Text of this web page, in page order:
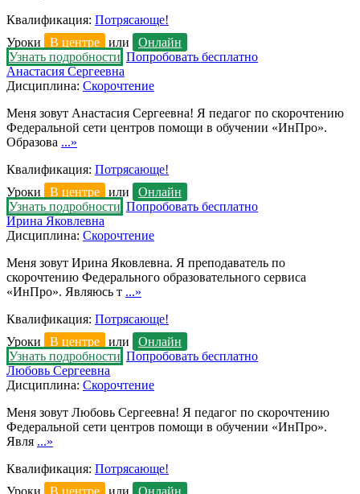
Квалификация: Потрясающе!
Уроки
В центре или
Онлайн
Узнать подробности Попробовать бесплатно
Анастасия Сергеевна
Дисциплина: Скорочтение
Меня зовут Анастасия Сергеевна! Я педагог по скорочтению
Федеральной сети центров помощи в обучении «ИнПро».
Образова ...»
Квалификация: Потрясающе!
Уроки
В центре или
Онлайн
Узнать подробности Попробовать бесплатно
Ирина Яковлевна
Дисциплина: Скорочтение
Меня зовут Ирина Яковлевна. Я преподаватель по
скорочтению Федерального образовательного сервиса
«ИнПро». Являюсь т ...»
Квалификация: Потрясающе!
Уроки
В центре или
Онлайн
Узнать подробности Попробовать бесплатно
Любовь Сергеевна
Дисциплина: Скорочтение
Меня зовут Любовь Сергеевна! Я педагог по скорочтению
Федеральной сети центров помощи в обучении «ИнПро».
Явля ...»
Квалификация: Потрясающе!
Уроки
В центре или Онлайн